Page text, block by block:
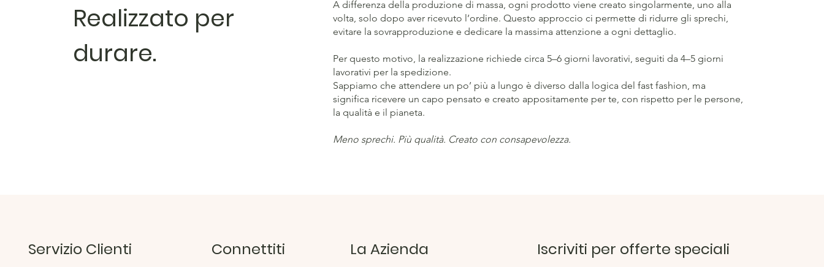
Realizzato per
durare.
A differenza della produzione di massa, ogni prodotto viene creato singolarmente, uno alla
volta, solo dopo aver ricevuto l’ordine. Questo approccio ci permette di ridurre gli sprechi,
evitare la sovrapproduzione e dedicare la massima attenzione a ogni dettaglio.
Per questo motivo, la realizzazione richiede circa 5–6 giorni lavorativi, seguiti da 4–5 giorni
lavorativi per la spedizione.
Sappiamo che attendere un po’ più a lungo è diverso dalla logica del fast fashion, ma
significa ricevere un capo pensato e creato appositamente per te, con rispetto per le persone,
la qualità e il pianeta.
Meno sprechi. Più qualità. Creato con consapevolezza.
Servizio Clienti Connettiti La Azienda Iscriviti per offerte speciali